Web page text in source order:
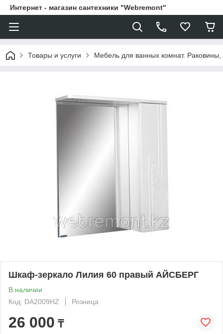
Интернет - магазин сантехники "Webremont"
Товары и услуги Мебель для ванных комнат.
Шкаф-зеркало Лилия 60 правый АЙСБЕРГ
В наличии
Код: DA2009HZ
Розница
26 000 ₸